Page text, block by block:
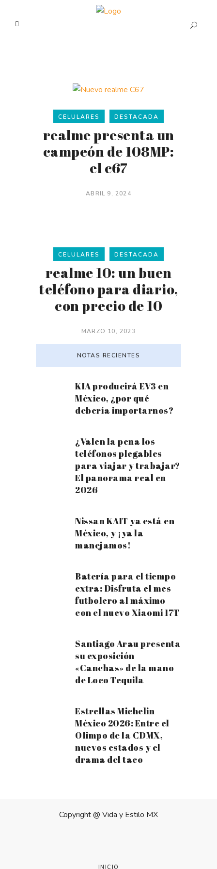
CELULARES DESTACADA
realme presenta un
campeón de 108MP:
el c67
ABRIL 9, 2024
CELULARES DESTACADA
realme 10: un buen
teléfono para diario,
con precio de 10
MARZO 10, 2023
NOTAS RECIENTES
KIA producirá EV3 en
México, ¿por qué
debería importarnos?
¿Valen la pena los
teléfonos plegables
para viajar y trabajar?
El panorama real en
2026
Nissan KAIT ya está en
México, y ¡ya la
manejamos!
Batería para el tiempo
extra: Disfruta el mes
futbolero al máximo
con el nuevo Xiaomi 17T
Santiago Arau presenta
su exposición
«Canchas» de la mano
de Loco Tequila
Estrellas Michelin
México 2026: Entre el
Olimpo de la CDMX,
nuevos estados y el
drama del taco
Copyright @ Vida y Estilo MX
INICIO